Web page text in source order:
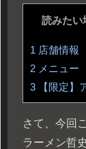
読みたい
1 店舗情報
2 メニュー
3 【限定】
さて、今回
ラーメン哲